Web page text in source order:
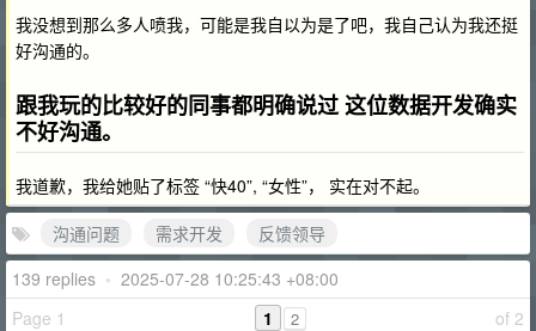
我没想到那么多人喷我，可能是我自以为是了吧，我自己认为我还挺
好沟通的。
跟我玩的比较好的同事都明确说过 这位数据开发确实
不好沟通。
我道歉，我给她贴了标签 “快40”, “女性”， 实在对不起。
沟通问题
需求开发
反馈领导
139 replies • 2025-07-28 10:25:43 +08:00
Page 1
of 2
1 2